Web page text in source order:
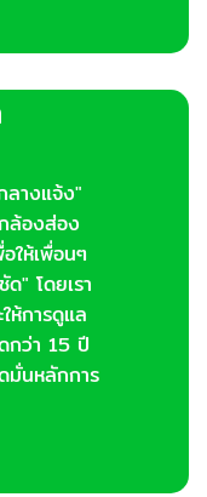
ลางแจ้ง"
ล้องส่อง
ให้เพื่อนๆ
" โดยเรา
ห้การดูแล
กว่า 15 ปี
มั่นหลักการ